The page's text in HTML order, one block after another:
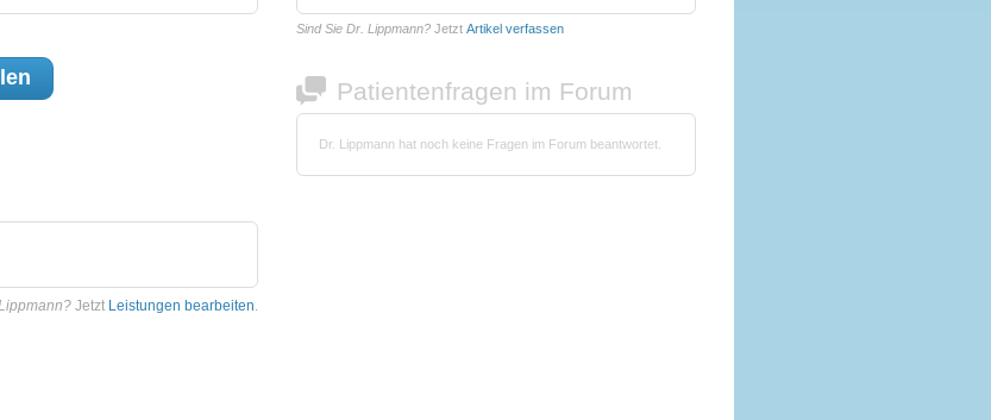
Jetzt Leistungen bearbeiten.
Sind Sie Dr. Lippmann? Jetzt Artikel verfassen
Patientenfragen im Forum
Dr. Lippmann hat noch keine Fragen im Forum beantwortet.